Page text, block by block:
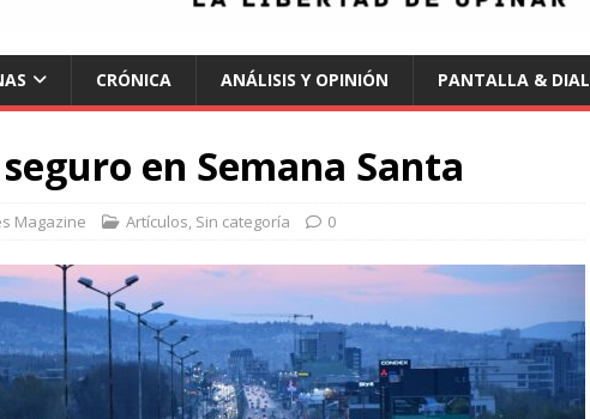
CRÓNICA ANÁLISIS Y OPINIÓN PANTALLA & DIAL
en Semana Santa
Magazine Artículos, Sin categoría 0